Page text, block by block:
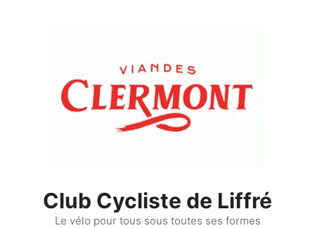
Club Cycliste de Liffré
Le vélo pour tous sous toutes ses formes